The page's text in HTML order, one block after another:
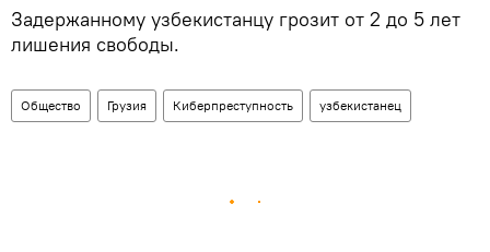
Задержанному узбекистанцу грозит от 2 до 5 лет
лишения свободы.
Общество Грузия Киберпреступность узбекистанец